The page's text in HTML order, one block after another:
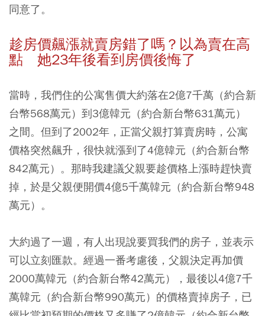
同意了。
趁房價飆漲就賣房錯了嗎？以為賣在高
點 她23年後看到房價後悔了
當時，我們住的公寓售價大約落在2億7千萬（約合新
台幣568萬元）到3億韓元（約合新台幣631萬元）
之間。但到了2002年，正當父親打算賣房時，公寓
價格突然飆升，很快就漲到了4億韓元（約合新台幣
842萬元）。 那時我建議父親要趁價格上漲時趕快賣
掉，於是父親便開價4億5千萬韓元（約合新台幣948
萬元） 。
大約過了一週，有人出現說要買我們的房子，並表示
可以立刻匯款。 經過一番考慮後，父親決定再加價
2000萬韓元（約合新台幣42萬元）
，最後以4億7千
萬韓元（約合新台幣990萬元）的價格賣掉房子，已